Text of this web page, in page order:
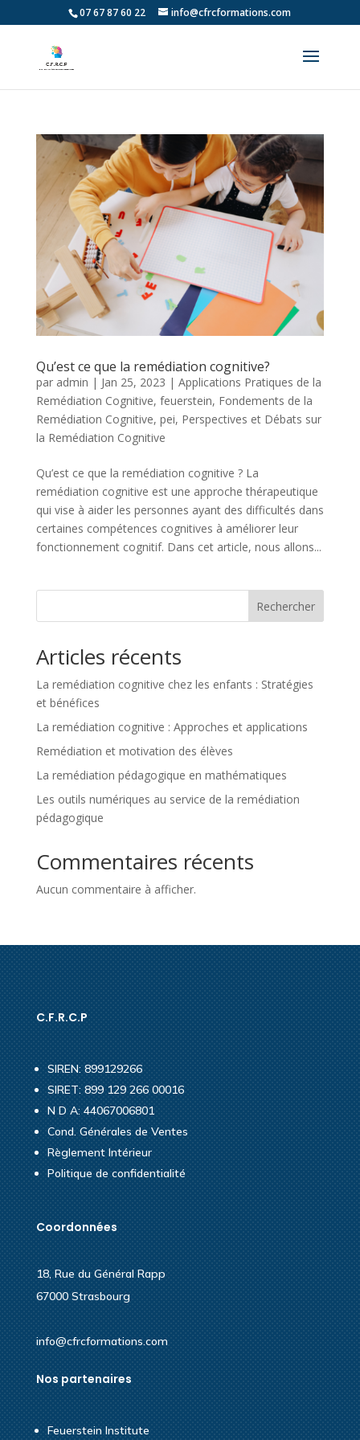
07 67 87 60 22 info@cfrcformations.com
Qu’est ce que la remédiation cognitive?
par admin | Jan 25, 2023 | Applications Pratiques de la
Remédiation Cognitive, feuerstein, Fondements de la
Remédiation Cognitive, pei, Perspectives et Débats sur
la Remédiation Cognitive
Qu’est ce que la remédiation cognitive ? La
remédiation cognitive est une approche thérapeutique
qui vise à aider les personnes ayant des difficultés dans
certaines compétences cognitives à améliorer leur
fonctionnement cognitif. Dans cet article, nous allons...
Rechercher
Articles récents
La remédiation cognitive chez les enfants : Stratégies
et bénéfices
La remédiation cognitive : Approches et applications
Remédiation et motivation des élèves
La remédiation pédagogique en mathématiques
Les outils numériques au service de la remédiation
pédagogique
Commentaires récents
Aucun commentaire à afficher.
C.F.R.C.P
SIREN: 899129266
SIRET: 899 129 266 00016
N D A: 44067006801
Cond. Générales de Ventes
Règlement Intérieur
Politique de confidentialité
Coordonnées
18, Rue du Général Rapp
67000 Strasbourg
info@cfrcformations.com
Nos partenaires
Feuerstein Institute